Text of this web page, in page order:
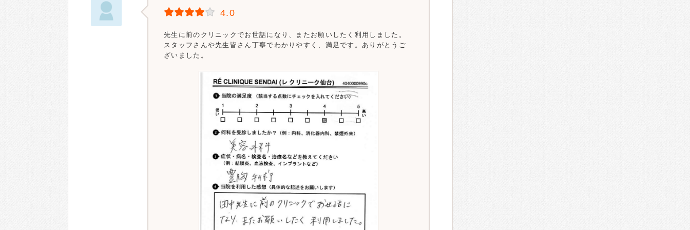
4.0
先生に前のクリニックでお世話になり、またお願いしたく利用しました。
スタッフさんや先生皆さん丁寧でわかりやすく、満足です。ありがとうご
ざいました。